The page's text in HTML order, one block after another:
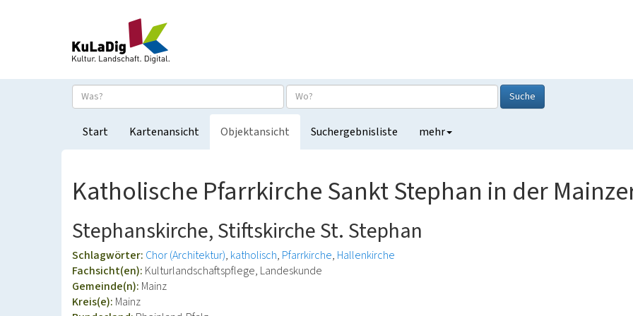
Suche
Start Kartenansicht Objektansicht Suchergebnisliste mehr
Katholische Pfarrkirche Sankt Stephan in der
Stephanskirche, Stiftskirche St. Stephan
Schlagwörter: Chor (Architektur) katholisch Pfarrkirche Hallenkirche
Fachsicht(en): Kulturlandschaftspflege, Landeskunde
Gemeinde(n): Mainz
Kreis(e): Mainz